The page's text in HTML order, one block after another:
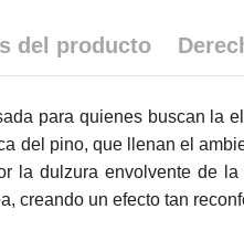
del producto
para quienes buscan
del pino, que llenan el
la dulzura envolvente de
creando un efecto tan